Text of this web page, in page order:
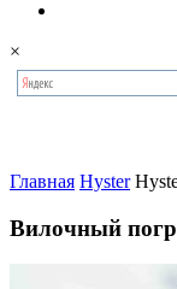
×
Главная Hyster
Вилочный